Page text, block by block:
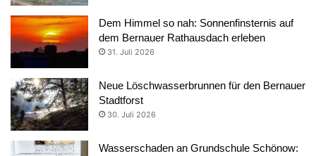
Dem Himmel so nah: Sonnenfinsternis auf
dem Bernauer Rathausdach erleben
31. Juli 2026
Neue Löschwasserbrunnen für den Bernauer
Stadtforst
30. Juli 2026
Wasserschaden an Grundschule Schönow: